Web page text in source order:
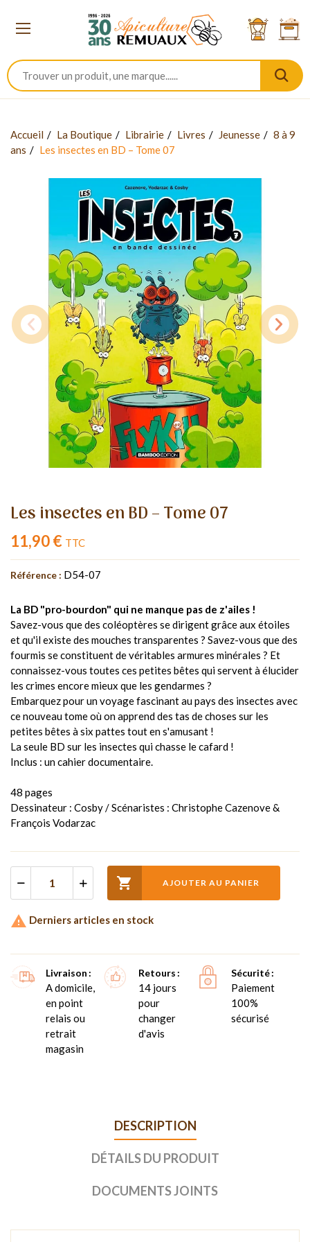
Accueil La Boutique Librairie Livres Jeunesse
8 à 9
ans
Les insectes en BD – Tome 07
Les insectes en BD – Tome 07
11,90 € TTC
Référence : D54-07
La BD "pro-bourdon" qui ne manque pas de z'ailes !
Savez-vous que des coléoptères se dirigent grâce aux étoiles
et qu'il existe des mouches transparentes ? Savez-vous que des
fourmis se constituent de véritables armures minérales ? Et
connaissez-vous toutes ces petites bêtes qui servent à élucider
les crimes encore mieux que les gendarmes ?
Embarquez pour un voyage fascinant au pays des insectes avec
ce nouveau tome où on apprend des tas de choses sur les
petites bêtes à six pattes tout en s'amusant !
La seule BD sur les insectes qui chasse le cafard !
Inclus : un cahier documentaire.
48 pages
Dessinateur : Cosby / Scénaristes : Christophe Cazenove &
François Vodarzac
 AJOUTER AU PANIER
 Derniers articles en stock
Livraison
A domicile,
en point
relais ou
retrait
magasin
Retours
14 jours
pour
changer
d'avis
Sécurité
Paiement
100%
sécurisé
DESCRIPTION
DÉTAILS DU PRODUIT
DOCUMENTS JOINTS